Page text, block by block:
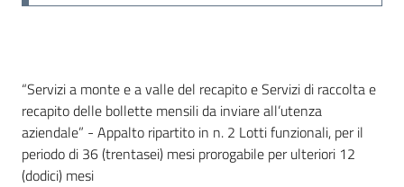
Dati del bando
“Servizi a monte e a valle del recapito e Servizi di raccolta e
recapito delle bollette mensili da inviare all’utenza
aziendale” - Appalto ripartito in n. 2 Lotti funzionali, per il
periodo di 36 (trentasei) mesi prorogabile per ulteriori 12
(dodici) mesi